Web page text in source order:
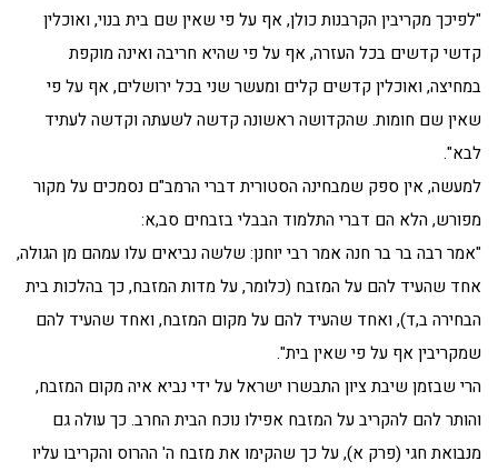
"לפיכך מקריבין הקרבנות כולן, אף על פי שאין שם בית בנוי, ואוכלין
קדשי קדשים בכל העזרה, אף על פי שהיא חריבה ואינה מוקפת
במחיצה, ואוכלין קדשים קלים ומעשר שני בכל ירושלים, אף על פי
שאין שם חומות. שהקדושה ראשונה קדשה לשעתה וקדשה לעתיד
לבא".
למעשה, אין ספק שמבחינה הסטורית דברי הרמב"ם נסמכים על מקור
מפורש, הלא הם דברי התלמוד הבבלי בזבחים סב,א:
"אמר רבה בר בר חנה אמר רבי יוחנן: שלשה נביאים עלו עמהם מן הגולה,
אחד שהעיד להם על המזבח (כלומר, על מדות המזבח, כך בהלכות בית
הבחירה ב,ד), ואחד שהעיד להם על מקום המזבח, ואחד שהעיד להם
שמקריבין אף על פי שאין בית".
הרי שבזמן שיבת ציון התבשרו ישראל על ידי נביא איה מקום המזבח,
והותר להם להקריב על המזבח אפילו נוכח הבית החרב. כך עולה גם
מנבואת חגי (פרק א), על כך שהקימו את מזבח ה' ההרוס והקריבו עליו